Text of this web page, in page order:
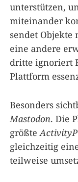
unterstützen,
miteinander
sendet Objekte
eine andere
dritte ignoriert
Plattform
Besonders
Mastodon. Die
größte
gleichzeitig
teilweise